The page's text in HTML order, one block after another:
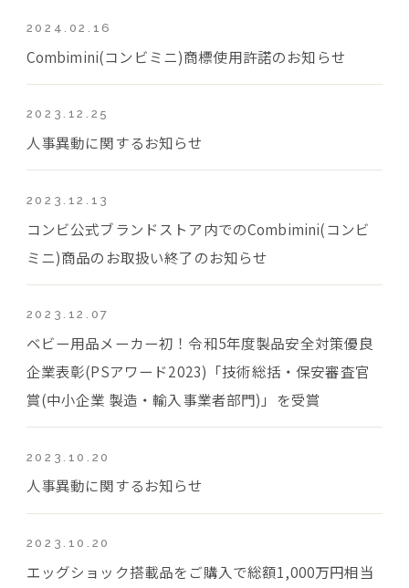
2024.02.16
Combimini(コンビミニ)商標使用許諾のお知らせ
2023.12.25
人事異動に関するお知らせ
2023.12.13
コンビ公式ブランドストア内でのCombimini(コンビ
ミニ)商品のお取扱い終了のお知らせ
2023.12.07
ベビー用品メーカー初！令和5年度製品安全対策優良
企業表彰(PSアワード2023)「技術総括・保安審査官
賞(中小企業 製造・輸入事業者部門)」を受賞
2023.10.20
人事異動に関するお知らせ
2023.10.20
エッグショック搭載品をご購入で総額1,000万円相当